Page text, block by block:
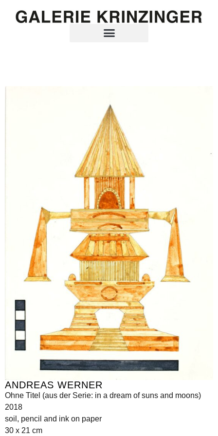
ANDREAS WERNER
Ohne Titel (aus der Serie: in a dream of suns and moons)
2018
soil, pencil and ink on paper
30 x 21 cm